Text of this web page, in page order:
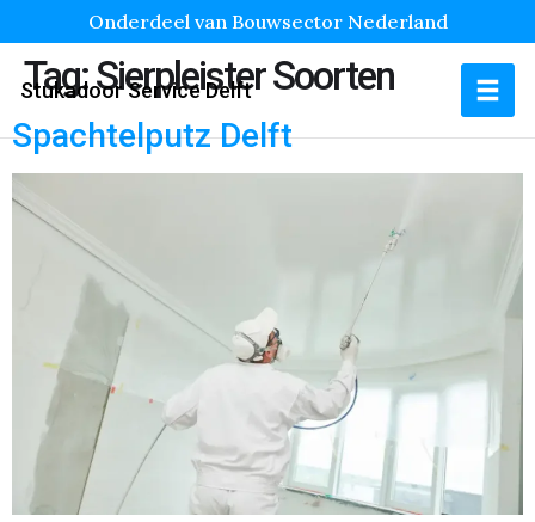
Onderdeel van Bouwsector Nederland
Stukadoor Service Delft
Tag:Sierpleister Soorten
Spachtelputz Delft